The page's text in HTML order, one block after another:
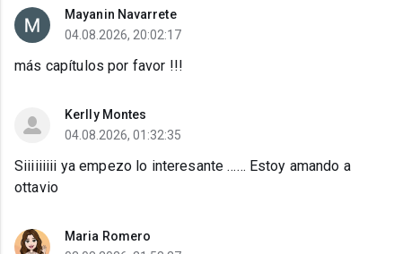
Mayanin Navarrete
04.08.2026, 20:02:17
más capítulos por favor !!!
Kerlly Montes
04.08.2026, 01:32:35
Siiiiiiiii ya empezo lo interesante …… Estoy amando a
ottavio
Maria Romero